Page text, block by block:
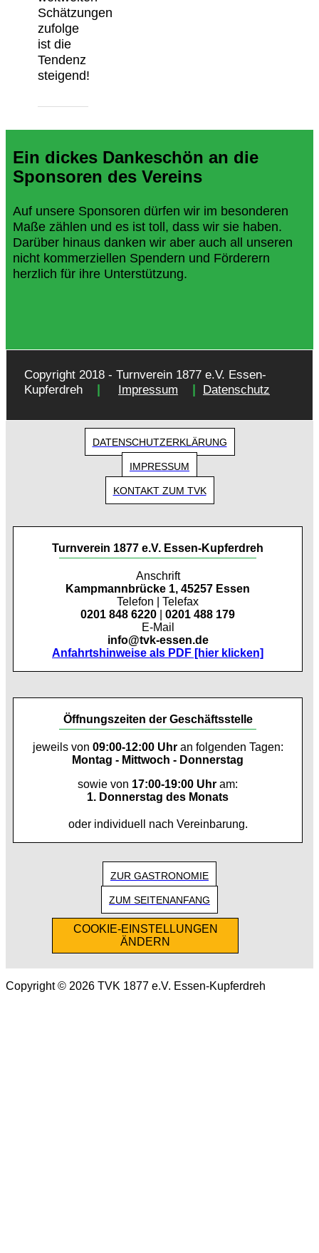
Schätzungen
zufolge
ist die
Tendenz
steigend!
Ein dickes Dankeschön an die
Sponsoren des Vereins
Auf unsere Sponsoren dürfen wir im besonderen
Maße zählen und es ist toll, dass wir sie haben.
Darüber hinaus danken wir aber auch all unseren
nicht kommerziellen Spendern und Förderern
herzlich für ihre Unterstützung.
Copyright 2018 - Turnverein 1877 e.V. Essen-
Kupferdreh
| Impressum | Datenschutz
DATENSCHUTZERKLÄRUNG
IMPRESSUM
KONTAKT ZUM TVK
Turnverein 1877 e.V. Essen-Kupferdreh
Anschrift
Kampmannbrücke 1, 45257 Essen
Telefon | Telefax
0201 848 6220
0201 488 179
E-Mail
info@tvk-essen.de
Anfahrtshinweise als PDF [hier klicken]
Öffnungszeiten der Geschäftsstelle
jeweils von 09:00-12:00 Uhran folgenden Tagen:
Montag - Mittwoch - Donnerstag
sowie von 17:00-19:00 Uhr am:
1. Donnerstag des Monats
oder individuell nach Vereinbarung.
ZUR GASTRONOMIE
ZUM SEITENANFANG
COOKIE-EINSTELLUNGEN
ÄNDERN
Copyright © 2026 TVK 1877 e.V. Essen-Kupferdreh